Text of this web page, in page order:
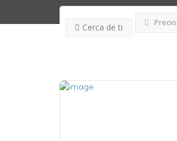
Precio
Cerca de ti